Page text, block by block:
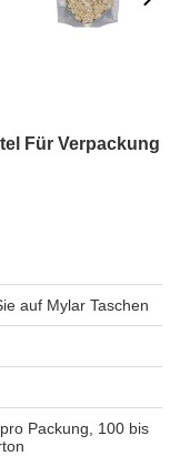
Für Verpackung
auf Mylar Taschen
Packung, 100 bis